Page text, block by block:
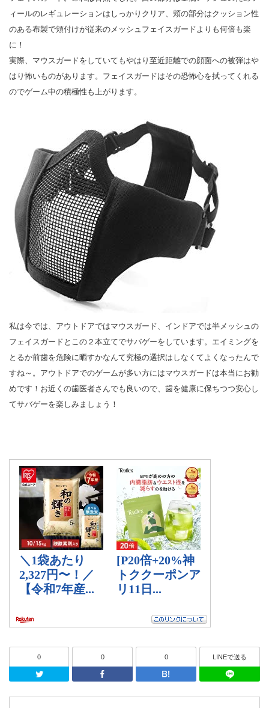
ィールのレギュレーションはしっかりクリア、頬の部分はクッション性
のある布製で頬付けが従来のメッシュフェイスガードよりも何倍も楽
に！
実際、マウスガードをしていてもやはり至近距離での顔面への被弾はや
はり怖いものがあります。フェイスガードはその恐怖心を拭ってくれる
のでゲーム中の積極性も上がります。
私は今では、アウトドアではマウスガード、インドアでは半メッシュの
フェイスガードとこの２本立てでサバゲーをしています。エイミングを
とるか前歯を危険に晒すかなんて究極の選択はしなくてよくなったんで
すね～。アウトドアでのゲームが多い方にはマウスガードは本当にお勧
めです！お近くの歯医者さんでも良いので、歯を健康に保ちつつ安心し
てサバゲーを楽しみましょう！
0
Twitter
0
Facebook
0
はてなブッ
LINEで送る